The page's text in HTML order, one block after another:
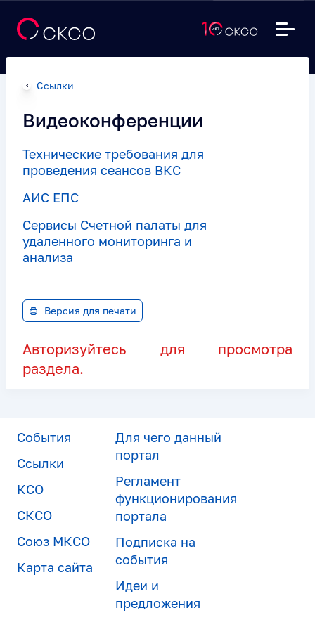
Ссылки
Видеоконференции
Технические требования для
проведения сеансов ВКС
АИС ЕПС
Сервисы Счетной палаты для
удаленного мониторинга и
анализа
Версия для печати
Авторизуйтесь для просмотра
раздела.
События
Ссылки
КСО
СКСО
Союз МКСО
Карта сайта
Для чего данный
портал
Регламент
функционирования
портала
Подписка на
события
Идеи и
предложения